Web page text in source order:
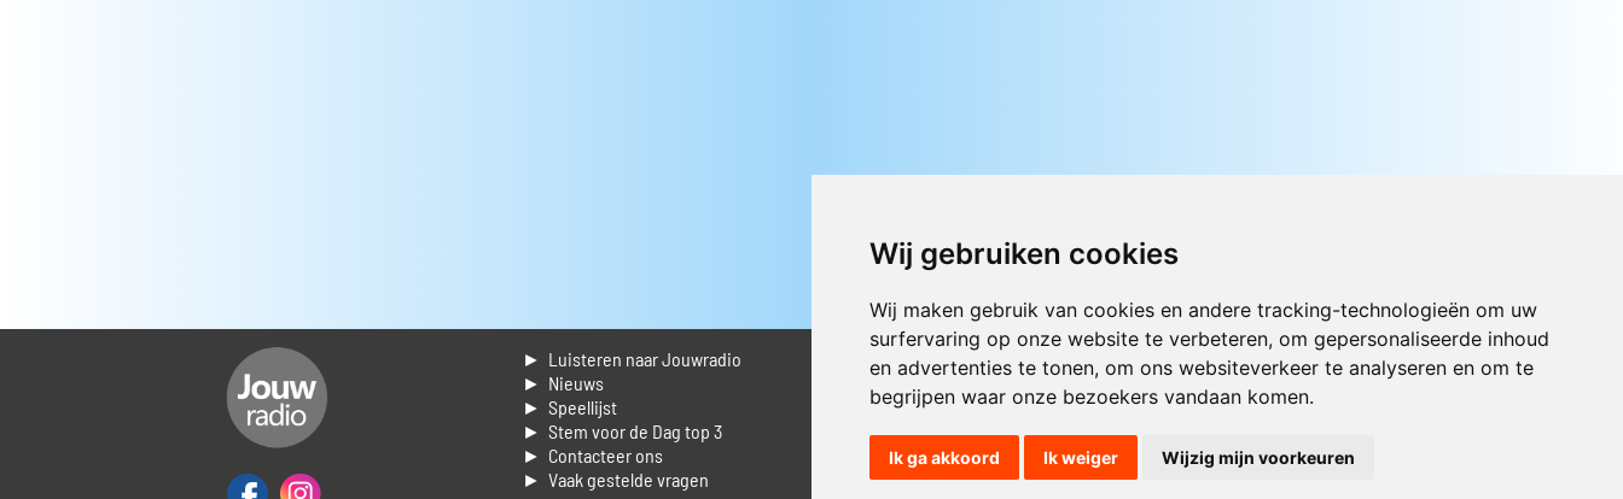
Wij gebruiken cookies
Wij maken gebruik van cookies en andere tracking-technologieën om uw
surfervaring op onze website te verbeteren, om gepersonaliseerde inhoud
en advertenties te tonen, om ons websiteverkeer te analyseren en om te
begrijpen waar onze bezoekers vandaan komen.
Ik ga akkoord Ik weiger Wijzig mijn voorkeuren
► Luisteren naar Jouwradio
► Nieuws
► Speellijst
► Stem voor de Dag top 3
► Contacteer ons
► Vaak gestelde vragen
► Livestream informatie
► Muziek opzoeken
► Vlaamse 100 Aller tijden
► De 50 beste van...
► Adverteren op Jouwradio
► Cookie voorkeuren wijzigen
Luister nu naar Jouwradio! De beste
Nederlandstalige muziek uit de lage
landen hoor je hier al 20 jaar. In
digitale kwaliteit op je laptop, tablet
of smartphone.